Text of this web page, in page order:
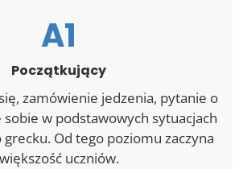
A1
Początkujący
zamówienie jedzenia, pytanie o
w podstawowych sytuacjach
Od tego poziomu zaczyna
większość uczniów.